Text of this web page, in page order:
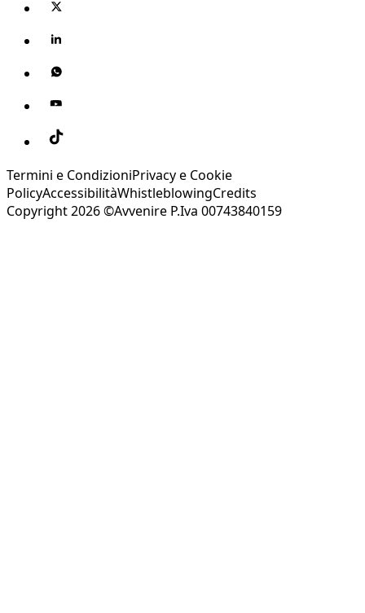
Termini e CondizioniPrivacy e Cookie
PolicyAccessibilitàWhistleblowingCredits
Copyright 2026 ©Avvenire P.Iva 00743840159